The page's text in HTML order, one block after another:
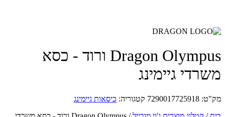
Dragon Olympus ורוד - כסא
גיימינג
7290017725918 קטגוריה:כיסאות גיימינג